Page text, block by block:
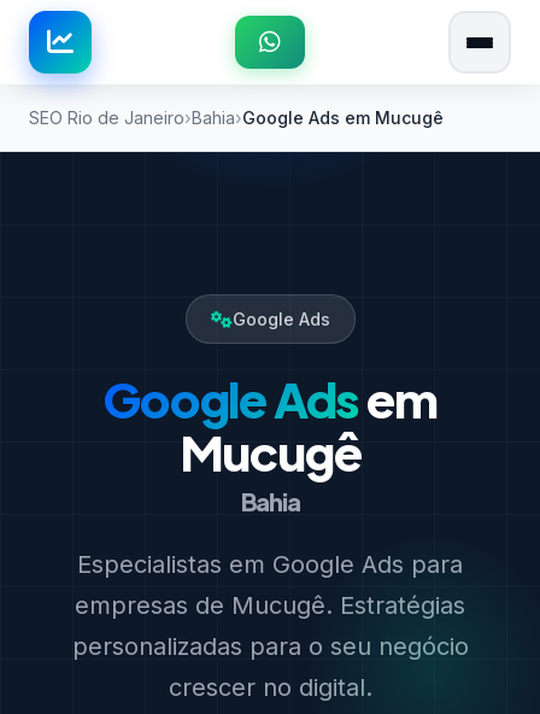
SEO Rio de Janeiro Bahia Google Ads em Mucugê
Google Ads
Google Adsem
Mucugê
Bahia
Especialistas em Google Ads para
empresas de Mucugê. Estratégias
personalizadas para o seu negócio
crescer no digital.